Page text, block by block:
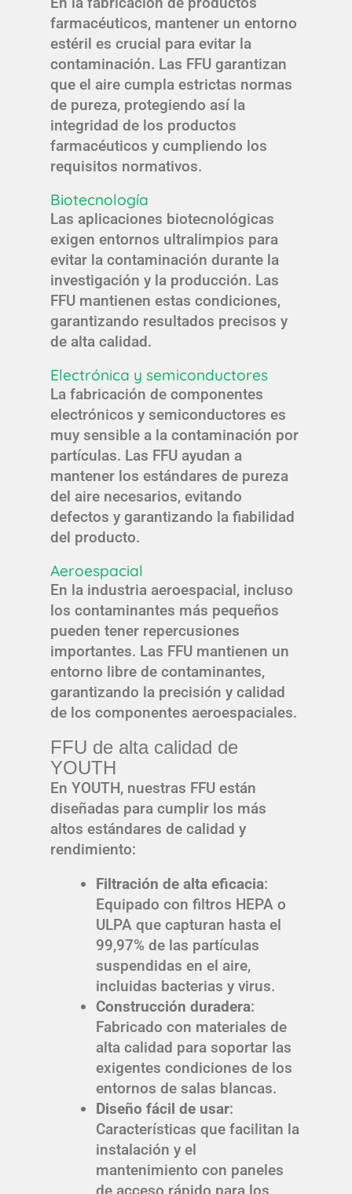
farmacéuticos, mantener un entorno
estéril es crucial para evitar la
contaminación. Las FFU garantizan
que el aire cumpla estrictas normas
de pureza, protegiendo así la
integridad de los productos
farmacéuticos y cumpliendo los
requisitos normativos.
Biotecnología
Las aplicaciones biotecnológicas
exigen entornos ultralimpios para
evitar la contaminación durante la
investigación y la producción. Las
FFU mantienen estas condiciones,
garantizando resultados precisos y
de alta calidad.
Electrónica y semiconductores
La fabricación de componentes
electrónicos y semiconductores es
muy sensible a la contaminación por
partículas. Las FFU ayudan a
mantener los estándares de pureza
del aire necesarios, evitando
defectos y garantizando la fiabilidad
del producto.
Aeroespacial
En la industria aeroespacial, incluso
los contaminantes más pequeños
pueden tener repercusiones
importantes. Las FFU mantienen un
entorno libre de contaminantes,
garantizando la precisión y calidad
de los componentes aeroespaciales.
FFU de alta calidad de
YOUTH
En YOUTH, nuestras FFU están
diseñadas para cumplir los más
altos estándares de calidad y
rendimiento:
Filtración de alta eficacia:
Equipado con filtros HEPA o
ULPA que capturan hasta el
99,97% de las partículas
suspendidas en el aire,
incluidas bacterias y virus.
Construcción duradera:
Fabricado con materiales de
alta calidad para soportar las
exigentes condiciones de los
entornos de salas blancas.
Diseño fácil de usar:
Características que facilitan la
instalación y el
mantenimiento con paneles